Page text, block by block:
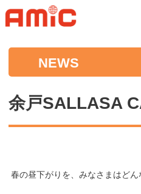
NEWS
余戸SALLASA
春の昼下がりを、みなさまはど